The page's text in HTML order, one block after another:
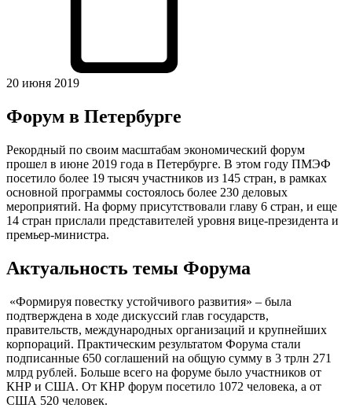
20 июня 2019
Форум в Петербурге
Рекордный по своим масштабам экономический форум
прошел в июне 2019 года в Петербурге. В этом году ПМЭФ
посетило более 19 тысяч участников из 145 стран, в рамках
основной программы состоялось более 230 деловых
мероприятий. На форму присутствовали главу 6 стран, и еще
14 стран прислали представителей уровня вице-президента и
премьер-министра.
Актуальность темы Форума
«Формируя повестку устойчивого развития» – была
подтверждена в ходе дискуссий глав государств,
правительств, международных организаций и крупнейших
корпораций. Практическим результатом Форума стали
подписанные 650 соглашений на общую сумму в 3 трлн 271
млрд рублей. Больше всего на форуме было участников от
КНР и США. От КНР форум посетило 1072 человека, а от
США 520 человек.